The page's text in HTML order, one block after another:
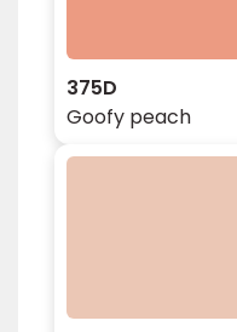
375D
Goofy peach